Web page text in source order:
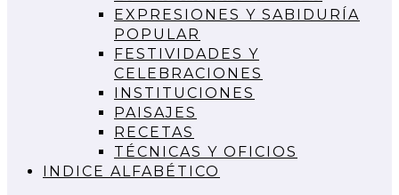
EXPRESIONES Y SABIDURÍA
POPULAR
FESTIVIDADES Y
CELEBRACIONES
INSTITUCIONES
PAISAJES
RECETAS
TÉCNICAS Y OFICIOS
INDICE ALFABÉTICO